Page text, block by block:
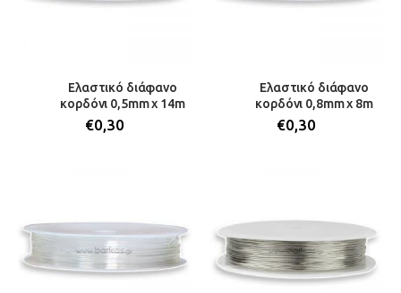
Ελαστικό διάφανο
κορδόνι 0,5mm x 14m
€0,30
Ελαστικό διάφανο
κορδόνι 0,8mm x 8m
€0,30